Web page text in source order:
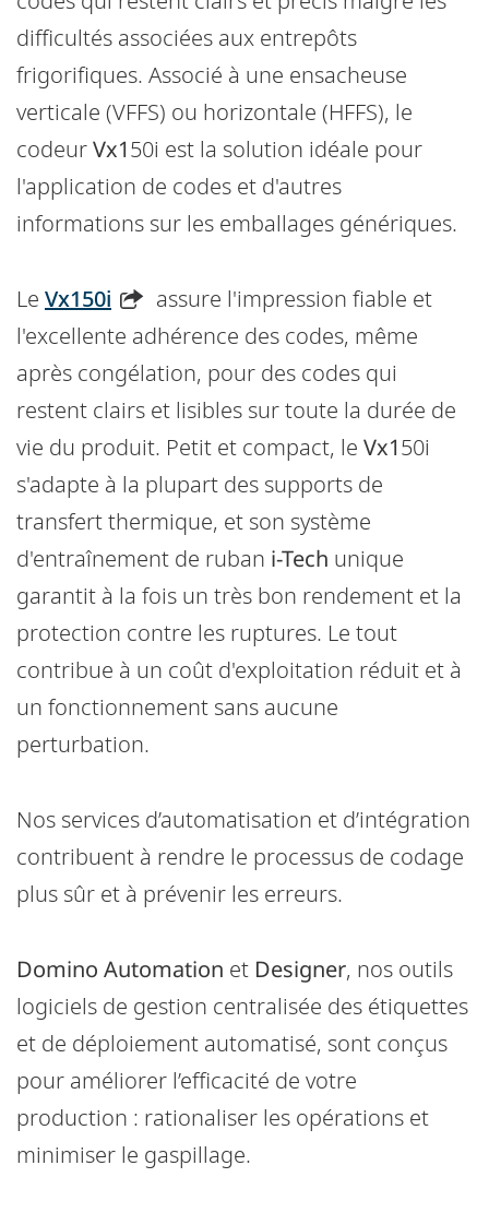
difficultés associées aux entrepôts
frigorifiques. Associé à une ensacheuse
verticale (VFFS) ou horizontale (HFFS), le
codeurVx150i est la solution idéale pour
l'application de codes et d'autres
informations sur les emballages génériques.
Le Vx150i
assure l'impression fiable et
l'excellente adhérence des codes, même
après congélation, pour des codes qui
restent clairs et lisibles sur toute la durée de
vie du produit. Petit et compact, le Vx150i
s'adapte à la plupart des supports de
transfert thermique, et son système
d'entraînement de ruban i-Tech unique
garantit à la fois un très bon rendement et la
protection contre les ruptures. Le tout
contribue à un coût d'exploitation réduit et à
un fonctionnement sans aucune
perturbation.
Nos services d’automatisation et d’intégration
contribuent à rendre le processus de codage
plus sûr et à prévenir les erreurs.
Domino Automation et Designer, nos outils
logiciels de gestion centralisée des étiquettes
et de déploiement automatisé, sont conçus
pour améliorer l’efficacité de votre
production : rationaliser les opérations et
minimiser le gaspillage.